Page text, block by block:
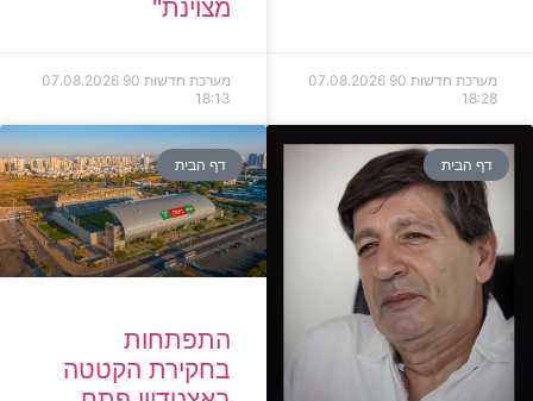
מערכת חדשות 90
07.08.2026
18:28
מצוינת"
מערכת חדשות 90
07.08.2026
18:13
דף הבית דף הבית
התפתחות
בחקירת הקטטה